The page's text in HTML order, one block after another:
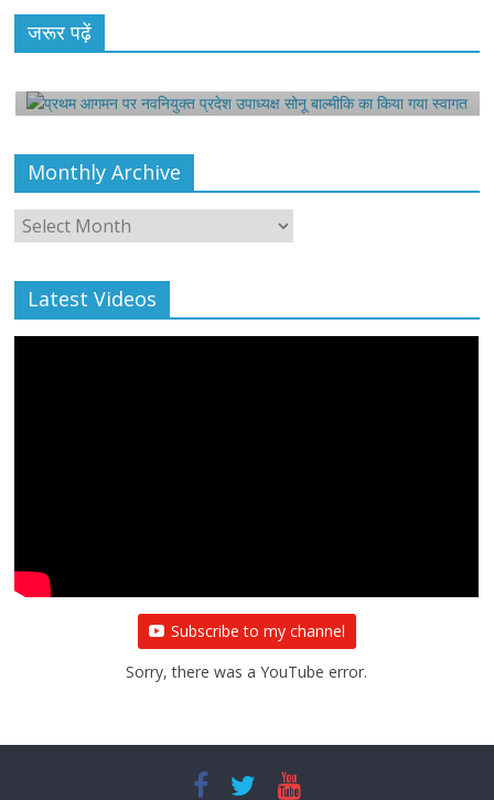
जरूर पढ़ें
प्रथम आगमन पर नवनियुक्त प्रदेश उपाध्यक्ष सोनू
बाल्मीकि का किया गया स्वागत
Monthly Archive
Monthly
Archive
Latest Videos
Subscribe to my channel
Sorry, there was a YouTube error.